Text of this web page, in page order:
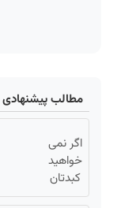
مطالب پیشنهادی
اگر نمی
خواهید
کبدتان
چرب